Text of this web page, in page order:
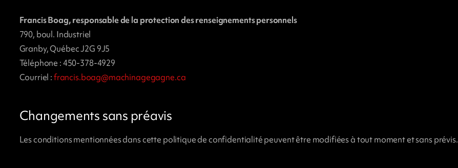
Francis Boag, responsable de la protection des renseignements personnels
790, boul. Industriel
Granby, Québec J2G 9J5
Téléphone : 450-378-4929
Courriel :francis.boag@machinagegagne.ca
Changements sans préavis
Les conditions mentionnées dans cette politique de confidentialité peuvent être modifiées à tout moment et sans prévis.